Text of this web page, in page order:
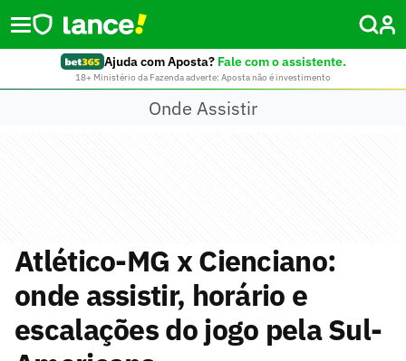
Ajuda com Aposta? Fale com o assistente.
18+ Ministério da Fazenda adverte: Aposta não é investimento
Onde Assistir
Atlético-MG x Cienciano:
onde assistir, horário e
escalações do jogo pela Sul-